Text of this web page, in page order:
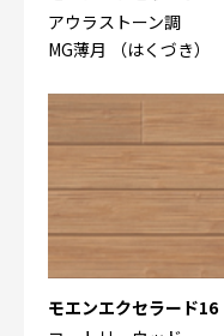
アウラストーン調
MG薄月 （はくづき）
モエンエクセラード16